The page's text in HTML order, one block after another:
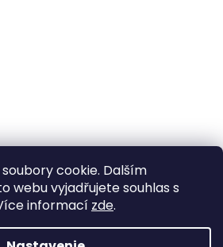
cookie. Dalším
webu vyjadřujete souhlas s
informací zde.